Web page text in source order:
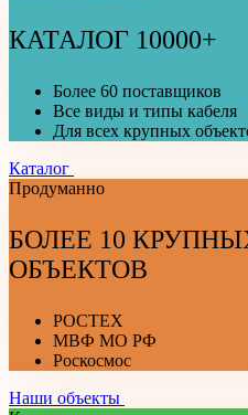
КАТАЛОГ 10000+
Более 60 поставщиков
Все виды и типы кабеля
Для всех крупных
Каталог
Продуманно
БОЛЕЕ 10
ОБЪЕКТОВ
РОСТЕХ
МВФ МО РФ
Роскосмос
Наши объекты